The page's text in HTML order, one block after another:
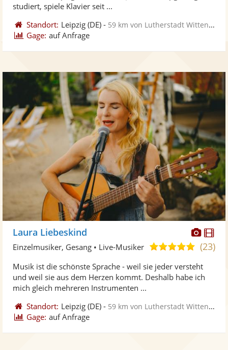
Sternen
studiert, spiele Klavier seit ...
Standort: Leipzig (DE) - 59 km von Lutherstadt Wittenberg
Gage: auf Anfrage
Fotos
Laura Liebeskind
5,0
5
(23)
Einzelmusiker, Gesang • Live-Musiker
Musik ist die schönste Sprache - weil sie jeder versteht
und weil sie aus dem Herzen kommt. Deshalb habe ich
mich gleich mehreren Instrumenten ...
Standort: Leipzig (DE) - 59 km von Lutherstadt Wittenberg
Gage: auf Anfrage